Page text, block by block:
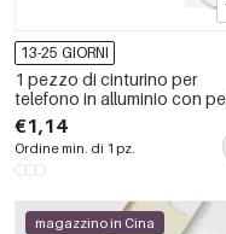
13-25 GIORNI
1 pezzo di cinturino per
telefono in alluminio con
della serie Gorgeous
€1,14
Ordine min. di 1 pz.
magazzino in Cina